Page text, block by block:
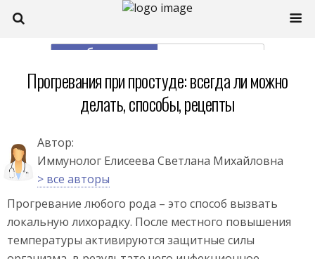
моб. версия
Прогревания при простуде: всегда ли можно
делать, способы, рецепты
Автор:
Иммунолог Елисеева Светлана Михайловна
> все авторы
Прогревание любого рода – это способ вызвать
локальную лихорадку. После местного повышения
температуры активируются защитные силы